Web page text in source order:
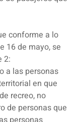
conforme a lo
16 de mayo, se
2:
a las personas
en que
recreo, no
de personas que